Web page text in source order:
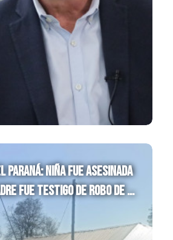
Paraná: Niña fue asesinada
fue testigo de robo de ...